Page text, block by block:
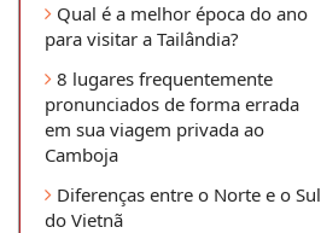
Qual é a melhor época do ano
para visitar a Tailândia?
8 lugares frequentemente
pronunciados de forma errada
em sua viagem privada ao
Camboja
Diferenças entre o Norte e o Sul
do Vietnã